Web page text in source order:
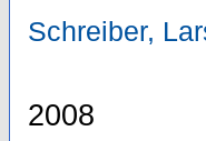
Schreiber,
2008